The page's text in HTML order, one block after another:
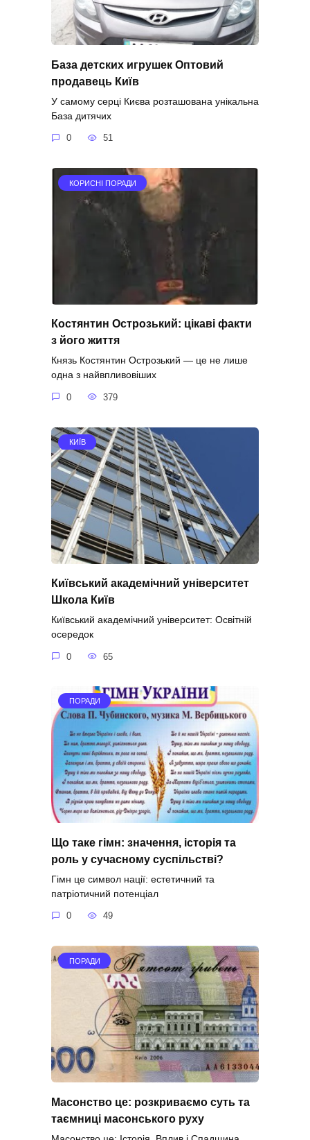
База детских игрушек Оптовий
продавець Київ
У самому серці Києва розташована унікальна
База дитячих
0 51
КОРИСНІ ПОРАДИ
Костянтин Острозький: цікаві факти
з його життя
Князь Костянтин Острозький — це не лише
одна з найвпливовіших
0 379
КИЇВ
Київський академічний університет
Школа Київ
Київський академічний університет: Освітній
осередок
0 65
ПОРАДИ
Що таке гімн: значення, історія та
роль у сучасному суспільстві?
Гімн це символ нації: естетичний та
патріотичний потенціал
0 49
ПОРАДИ
Масонство це: розкриваємо суть та
таємниці масонського руху